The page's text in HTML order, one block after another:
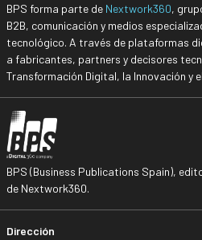
BPS forma parte de Nextwork360,
B2B, comunicación y medios
tecnológico. A través de plataformas
a fabricantes, partners y decisores
Transformación Digital, la Innovación y
BPS (Business Publications Spain),
de Nextwork360.
Dirección